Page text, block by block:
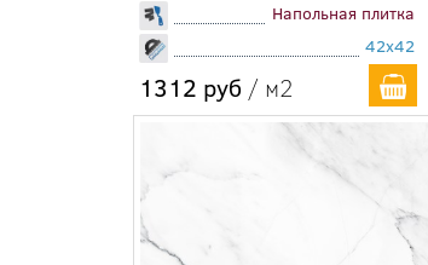
Напольная плитка
42x42
1312 руб / м2